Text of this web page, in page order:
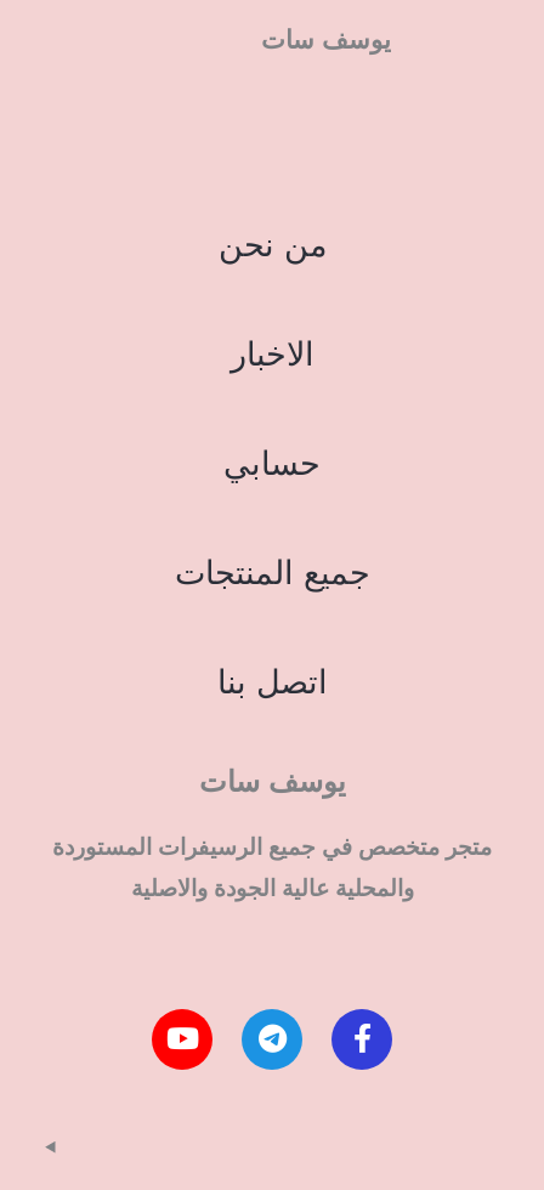
يوسف سات
من نحن
الاخبار
حسابي
جميع المنتجات
اتصل بنا
يوسف سات
متجر متخصص في جميع الرسيفرات المستوردة
والمحلية عالية الجودة والاصلية